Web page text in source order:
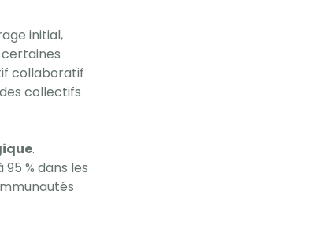
initial,
collaboratif
collectifs
.
% dans les